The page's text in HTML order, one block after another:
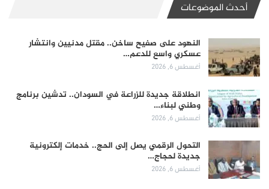
أحدث الموضوعات
النهود على صفيح ساخن.. مقتل مدنيين وانتشار
عسكري واسع للدعم…
أغسطس 6, 2026
انطلاقة جديدة للزراعة في السودان.. تدشين برنامج
وطني لبناء…
أغسطس 6, 2026
التحول الرقمي يصل إلى الحج.. خدمات إلكترونية
جديدة لحجاج…
أغسطس 6, 2026